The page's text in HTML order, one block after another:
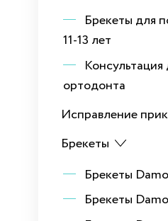
Брекеты для
11-13 лет
Консультация
ортодонта
Исправление
Брекеты
Брекеты
Брекеты